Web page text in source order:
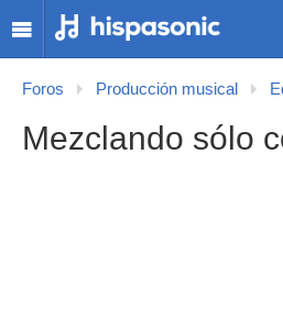
Foros Producción musical
Mezclando sólo